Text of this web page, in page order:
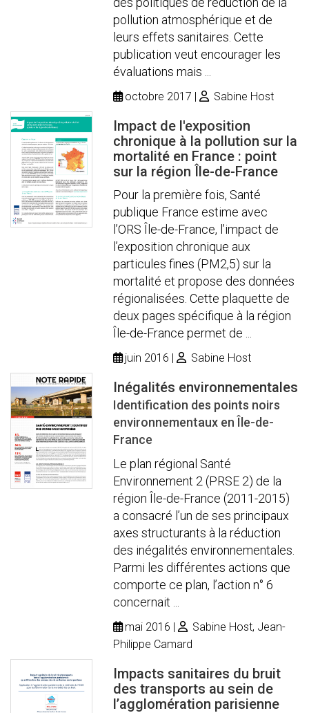
pollution atmosphérique et de
leurs effets sanitaires. Cette
publication veut encourager les
évaluations mais ...
octobre 2017 Sabine Host
Impact de l'exposition
chronique à la pollution sur la
mortalité en France : point
sur la région Île-de-France
Pour la première fois, Santé
publique France estime avec
l’ORS Île-de-France, l’impact de
l’exposition chronique aux
particules fines (PM2,5) sur la
mortalité et propose des données
régionalisées. Cette plaquette de
deux pages spécifique à la région
Île-de-France permet de ...
juin 2016 Sabine Host
Inégalités environnementales
Identification des points noirs
environnementaux en Île-de-
France
Le plan régional Santé
Environnement 2 (PRSE 2) de la
région Île-de-France (2011-2015)
a consacré l’un de ses principaux
axes structurants à la réduction
des inégalités environnementales.
Parmi les différentes actions que
comporte ce plan, l’action n° 6
concernait ...
mai 2016
Sabine Host, Jean-
Philippe Camard
Impacts sanitaires du bruit
des transports au sein de
l’agglomération parisienne